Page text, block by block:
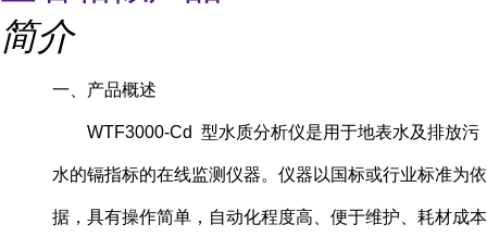
简介
一、产品概述
WTF3000-Cd 型水质分析仪是用于地表水及排放污
水的镉指标的在线监测仪器。仪器以国标或行业标准为依
据，具有操作简单，自动化程度高、便于维护、耗材成本